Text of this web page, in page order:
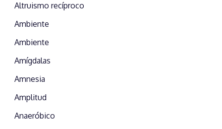
Altruismo recíproco
Ambiente
Ambiente
Amígdalas
Amnesia
Amplitud
Anaeróbico